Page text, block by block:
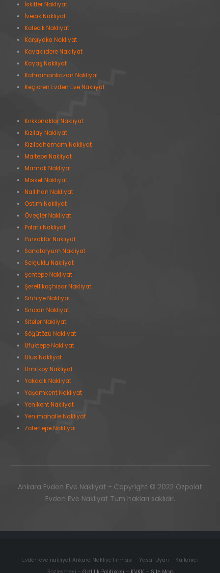
İskitler Nakliyat
İvedik Nakliyat
Kalecik Nakliyat
Karşıyaka Nakliyat
Kavaklıdere Nakliyat
Kayaş Nakliyat
Kahramankazan Nakliyat
Keçiören Evden Eve Nakliyat
Kırkkonaklar Nakliyat
Kızılay Nakliyat
Kızılcahamam Nakliyat
Maltepe Nakliyat
Mamak Nakliyat
Misket Nakliyat
Nallıhan Nakliyat
Ostim Nakliyat
Öveçler Nakliyat
Polatlı Nakliyat
Pursaklar Nakliyat
Sanatoryum Nakliyat
Selçuklu Nakliyat
Şentepe Nakliyat
Şereflikoçhisar Nakliyat
Sıhhıye Nakliyat
Sincan Nakliyat
Siteler Nakliyat
Söğütözü Nakliyat
Ufuktepe Nakliyat
Ulus Nakliyat
Ümitköy Nakliyat
Yakacık Nakliyat
Yaşamkent Nakliyat
Yenikent Nakliyat
Yenimahalle Nakliyat
Zafertepe Nakliyat
Ankara Evden Eve Nakliyat - Copyright © 2022 Özpolat
Evden Eve Nakliyat Tüm hakları saklıdır.
Evden eve nakliyat Ankara Nakliye Firması – Yasal Uyarı – Kullanıcı